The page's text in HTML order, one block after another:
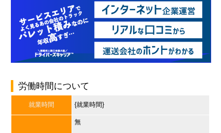
労働時間について
就業時間 {就業時間}
無